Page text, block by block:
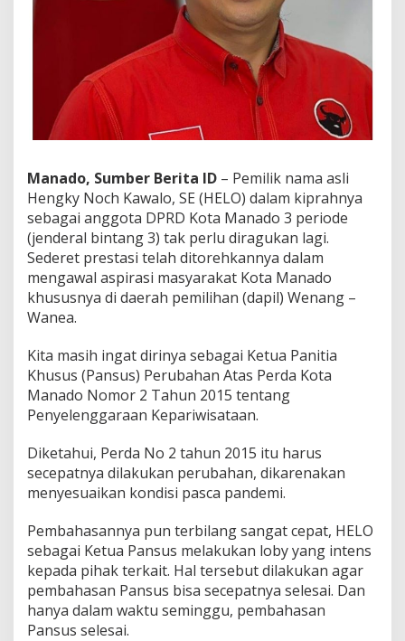
P
e
S
k
s
e
s
o
P
d
a
P
a
r
w
i
s
a
a
Manado, Sumber Berita ID – Pemilik nama asli
Hengky Noch Kawalo, SE (HELO) dalam kiprahnya
sebagai anggota DPRD Kota Manado 3 periode
(jenderal bintang 3) tak perlu diragukan lagi.
Sederet prestasi telah ditorehkannya dalam
mengawal aspirasi masyarakat Kota Manado
khususnya di daerah pemilihan (dapil) Wenang –
Wanea.
Kita masih ingat dirinya sebagai Ketua Panitia
Khusus (Pansus) Perubahan Atas Perda Kota
Manado Nomor 2 Tahun 2015 tentang
Penyelenggaraan Kepariwisataan.
Diketahui, Perda No 2 tahun 2015 itu harus
secepatnya dilakukan perubahan, dikarenakan
menyesuaikan kondisi pasca pandemi.
Pembahasannya pun terbilang sangat cepat, HELO
sebagai Ketua Pansus melakukan loby yang intens
kepada pihak terkait. Hal tersebut dilakukan agar
pembahasan Pansus bisa secepatnya selesai. Dan
hanya dalam waktu seminggu, pembahasan
Pansus selesai.